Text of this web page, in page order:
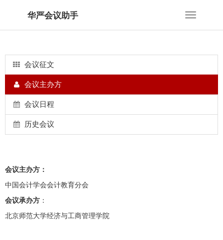
Toggle
华严会议助手
会议征文
会议主办方
会议日程
历史会议
会议主办方：
中国会计学会会计教育分会
会议承办方 ：
北京师范大学经济与工商管理学院